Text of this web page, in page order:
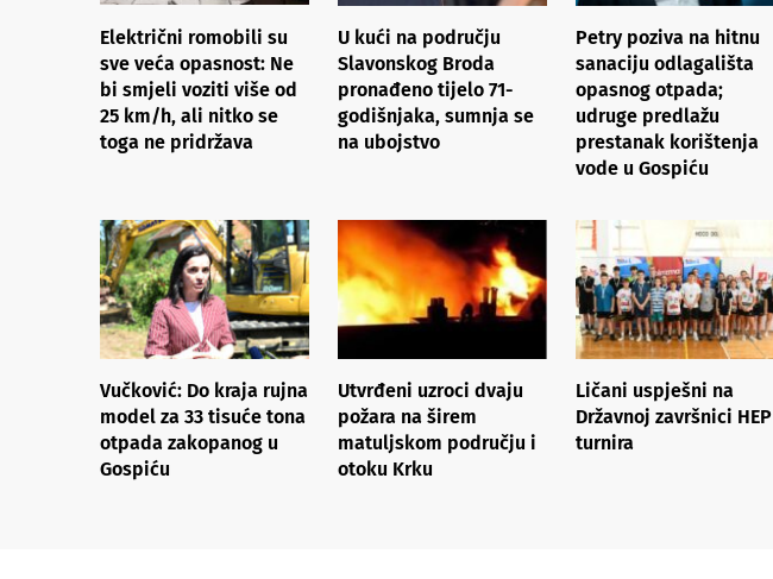
Električni romobili su
sve veća opasnost: Ne
bi smjeli voziti više od
25 km/h, ali nitko se
toga ne pridržava
U kući na području
Slavonskog Broda
pronađeno tijelo 71-
godišnjaka, sumnja se
na ubojstvo
Petry poziva na hitnu
sanaciju odlagališta
opasnog otpada;
udruge predlažu
prestanak korištenja
vode u Gospiću
Vučković: Do kraja rujna
model za 33 tisuće tona
otpada zakopanog u
Gospiću
Utvrđeni uzroci dvaju
požara na širem
matuljskom području i
otoku Krku
Ličani uspješni na
Državnoj završnici HEP
turnira